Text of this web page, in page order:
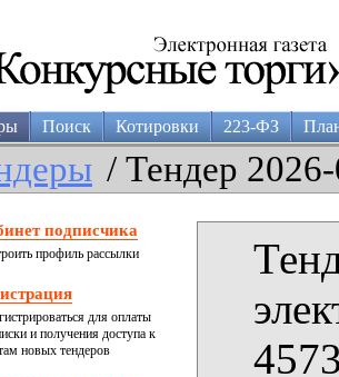
Поиск Котировки 223-ФЗ
/ Тендер
подписчика
профиль рассылки
для оплаты
и получения доступа к
новых тендеров